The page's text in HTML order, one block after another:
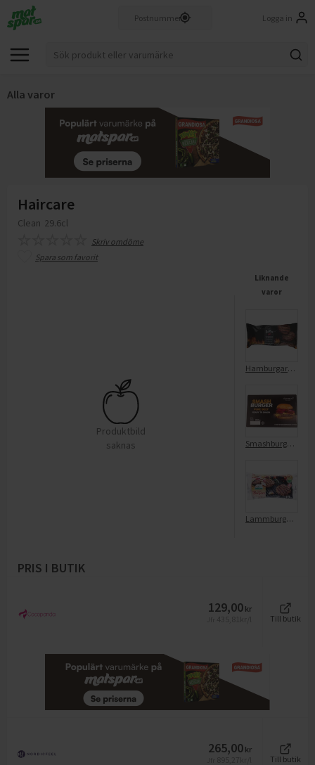
Logga in
Alla varor
Haircare
Clean 29.6cl
Skriv omdöme
Spara som favorit
Produktbild
saknas
Liknande
varor
Hamburgare på Nötkött
Smashburgare Frysta/8x100g
Lammburgare Frysta
PRIS I BUTIK
129,00 kr
Till butik
265,00 kr
Till butik